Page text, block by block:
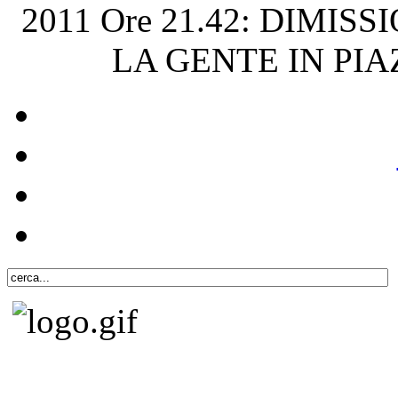
2011 Ore 21.42:
LA GENTE IN